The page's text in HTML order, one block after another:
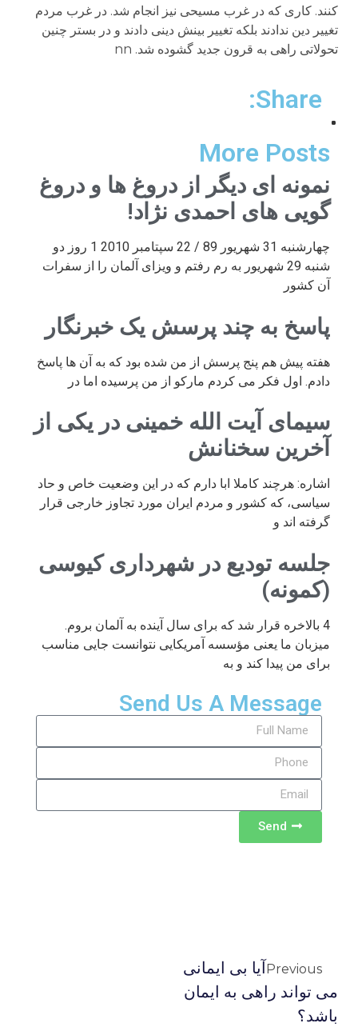
کنند. کاری که در غرب مسیحی نیز انجام شد. در غرب مردم
تغییر دین ندادند بلکه تغییر بینش دینی دادند و در بستر چنین
تحولاتی راهی به قرون جدید گشوده شد. nn
Share:
More Posts
نمونه ای دیگر از دروغ ها و دروغ
گویی های احمدی نژاد!
چهارشنبه 31 شهریور 89 / 22 سپتامبر 2010 1 روز دو
شنبه 29 شهریور به رم رفتم و ویزای آلمان را از سفرات
آن کشور
پاسخ به چند پرسش یک خبرنگار
هفته پیش هم پنج پرسش از من شده بود که به آن ها پاسخ
دادم. اول فکر می کردم مارکو از من پرسیده اما در
سیمای آیت الله خمینی در یکی از
آخرین سخنانش
اشاره: هرچند کاملا ابا دارم که در این وضعیت خاص و حاد
سیاسی، که کشور و مردم ایران مورد تجاوز خارجی قرار
گرفته اند و
جلسه تودیع در شهرداری کیوسی
(کمونه)
4 بالاخره قرار شد که برای سال آینده به آلمان بروم.
میزبان ما یعنی مؤسسه آمریکایی نتوانست جایی مناسب
برای من پیدا کند و به
Send Us A Message
Send
Previousآیا بی ایمانی
می تواند راهی به ایمان
باشد؟